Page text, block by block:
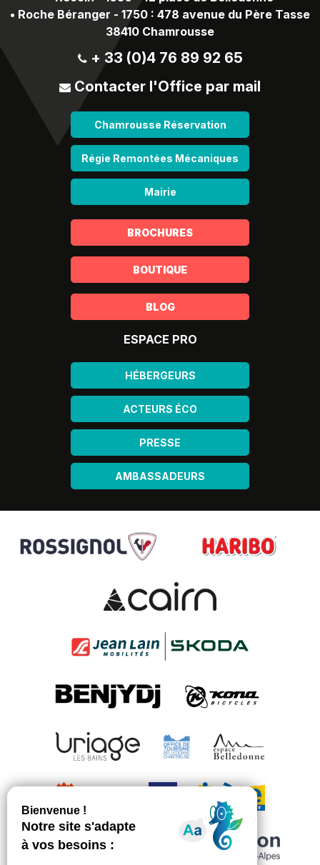
• Roche Béranger - 1750 : 478 avenue du Père Tasse
38410 Chamrousse
+ 33 (0)4 76 89 92 65
Contacter l'Office par mail
Chamrousse Réservation
Régie Remontées Mécaniques
Mairie
BROCHURES
BOUTIQUE
BLOG
ESPACE PRO
HÉBERGEURS
ACTEURS ÉCO
PRESSE
AMBASSADEURS